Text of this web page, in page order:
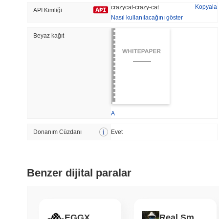
Trend Olan
API Kimliği crazycat-crazy-cat
Kopyala
Nasıl kullanılacağını göster
Beyaz kağıt
A
Donanım Cüzdanı Evet
Benzer dijital paralar